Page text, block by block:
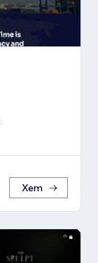
Xem